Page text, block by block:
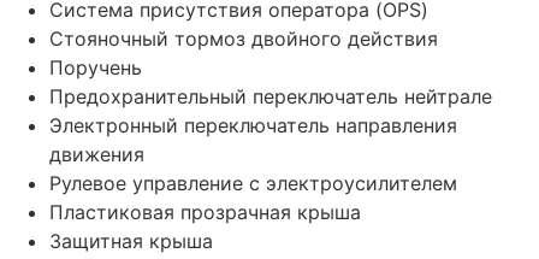
Система присутствия оператора (OPS)
Стояночный тормоз двойного действия
Поручень
Предохранительный переключатель нейтрале
Электронный переключатель направления
движения
Рулевое управление с электроусилителем
Пластиковая прозрачная крыша
Защитная крыша